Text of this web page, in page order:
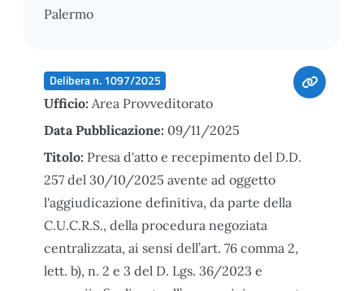
Palermo
Delibera n. 1097/2025
Ufficio: Area Provveditorato
Data Pubblicazione: 09/11/2025
Titolo: Presa d'atto e recepimento del D.D.
257 del 30/10/2025 avente ad oggetto
l'aggiudicazione definitiva, da parte della
C.U.C.R.S., della procedura negoziata
centralizzata, ai sensi dell’art. 76 comma 2,
lett. b), n. 2 e 3 del D. Lgs. 36/2023 e